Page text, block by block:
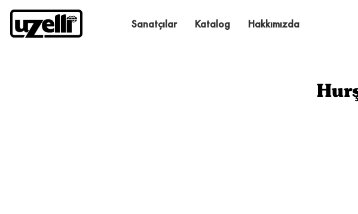
Sanatçılar Katalog Hakkımızda